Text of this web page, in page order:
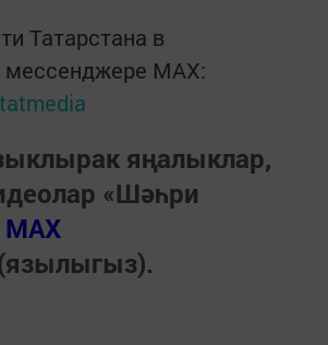
Татарстана в
мессенджере MАХ:
яңалыклар,
«Шәһри
MAX